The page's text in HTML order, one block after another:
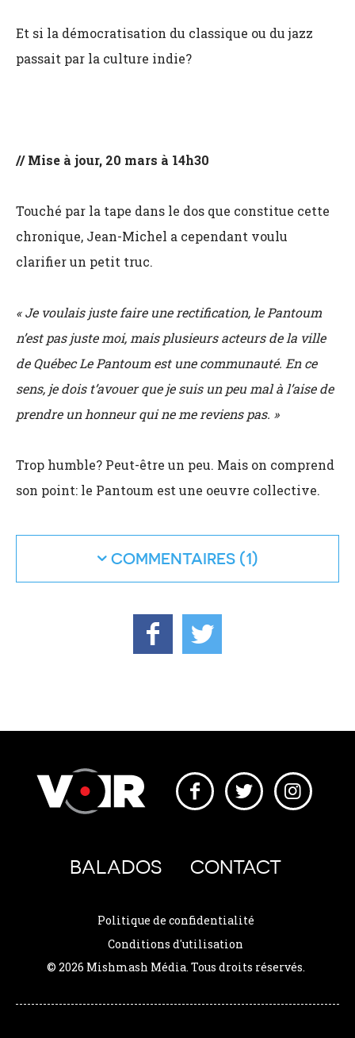
Et si la démocratisation du classique ou du jazz
passait par la culture indie?
// Mise à jour, 20 mars à 14h30
Touché par la tape dans le dos que constitue cette
chronique, Jean-Michel a cependant voulu
clarifier un petit truc.
« Je voulais juste faire une rectification, le Pantoum
n’est pas juste moi, mais plusieurs acteurs de la ville
de Québec Le Pantoum est une communauté. En ce
sens, je dois t’avouer que je suis un peu mal à l’aise de
prendre un honneur qui ne me reviens pas. »
Trop humble? Peut-être un peu. Mais on comprend
son point: le Pantoum est une oeuvre collective.
COMMENTAIRES
BALADOS CONTACT
Politique de confidentialité
Conditions d'utilisation
© 2026 Mishmash Média. Tous droits réservés.